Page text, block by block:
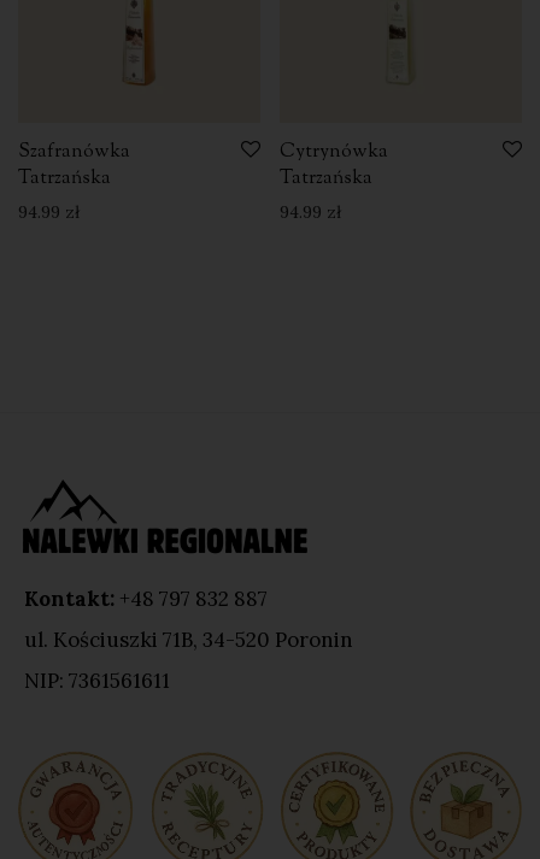
Szafranówka
Tatrzańska
94.99 zł
Cytrynówka
Tatrzańska
94.99 zł
Kontakt: +48 797 832 887
ul. Kościuszki 71B, 34-520 Poronin
NIP: 7361561611